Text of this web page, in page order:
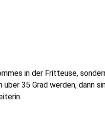
in der Fritteuse,
35 Grad werden, dann